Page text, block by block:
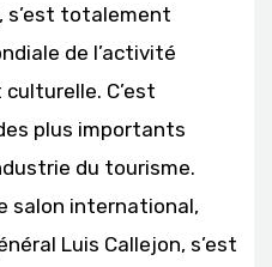
s’est totalement
de l’activité
C’est
plus importants
du tourisme.
salon international,
Luis Callejon, s’est